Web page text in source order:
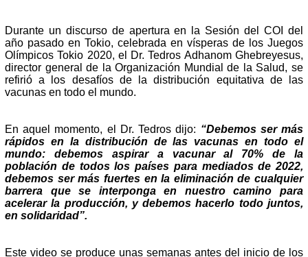
Durante un discurso de apertura en la Sesión del COI del
año pasado en Tokio, celebrada en vísperas de los Juegos
Olímpicos Tokio 2020, el Dr. Tedros Adhanom Ghebreyesus,
director general de la Organización Mundial de la Salud, se
refirió a los desafíos de la distribución equitativa de las
vacunas en todo el mundo.
En aquel momento, el Dr. Tedros dijo: “Debemos ser más
rápidos en la distribución de las vacunas en todo el
mundo: debemos aspirar a vacunar al 70% de la
población de todos los países para mediados de 2022,
debemos ser más fuertes en la eliminación de cualquier
barrera que se interponga en nuestro camino para
acelerar la producción, y debemos hacerlo todo juntos,
en solidaridad”.
Este video se produce unas semanas antes del inicio de los